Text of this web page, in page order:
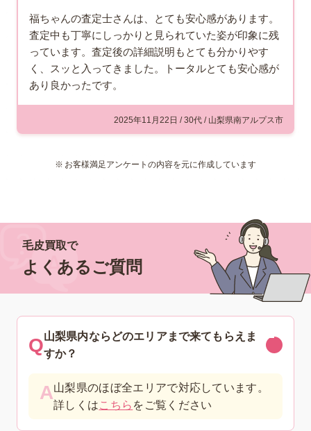
福ちゃんの査定士さんは、とても安心感があります。
査定中も丁寧にしっかりと見られていた姿が印象に残
っています。査定後の詳細説明もとても分かりやす
く、スッと入ってきました。トータルとても安心感が
あり良かったです。
2025年11月22日 / 30代 / 山梨県南アルプス市
お客様満足アンケートの内容を元に作成しています
毛皮買取で
よくあるご質問
山梨県内ならどのエリアまで来てもらえま
すか？
山梨県のほぼ全エリアで対応しています。
詳しくはこちら をご覧ください